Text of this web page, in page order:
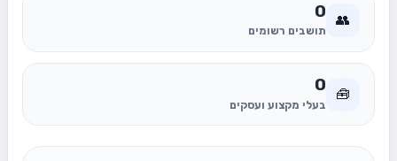
👥
0
תושבים רשומים
🧰
0
בעלי מקצוע ועסקים